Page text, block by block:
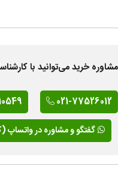
خرید می‌توانید با
021-77526012
گفتگو و مشاوره در واتساپ